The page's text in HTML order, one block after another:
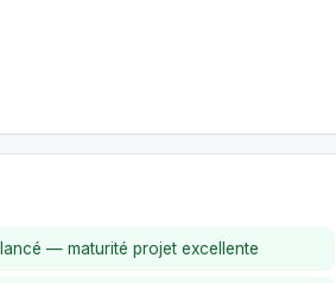
— maturité projet excellente